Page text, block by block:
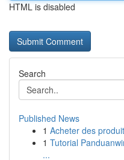
HTML is disabled
Search
Published News
1 Acheter des
1 Tutorial
...